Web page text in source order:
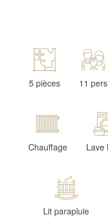
5 pièces 11 pers
Chauffage Lave
Lit parapluie